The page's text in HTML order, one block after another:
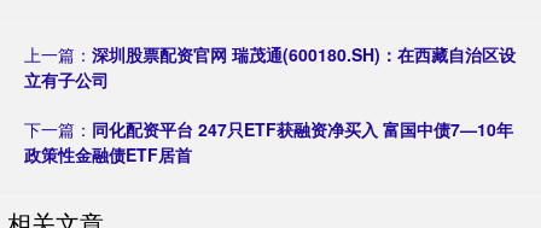
上一篇： 深圳股票配资官网 瑞茂通(600180.SH)：在西藏自治区设
立有子公司
下一篇： 同化配资平台 247只ETF获融资净买入 富国中债7—10年
政策性金融债ETF居首